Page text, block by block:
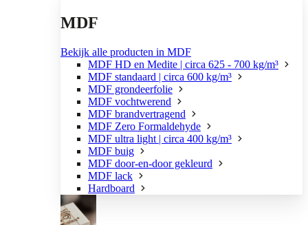
MDF
Bekijk alle producten in MDF
MDF HD en Medite | circa 625 - 700 kg/m³
MDF standaard | circa 600 kg/m³
MDF grondeerfolie
MDF vochtwerend
MDF brandvertragend
MDF Zero Formaldehyde
MDF ultra light | circa 400 kg/m³
MDF buig
MDF door-en-door gekleurd
MDF lack
Hardboard